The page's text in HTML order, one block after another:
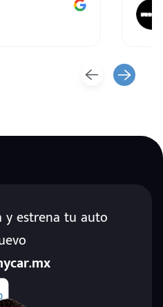
y estrena tu auto